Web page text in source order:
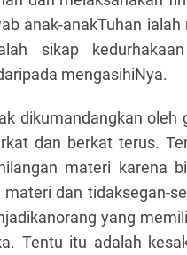
anak-anakTuhan
sikap
mengasihiNya.
dikumandangkan
dan berkat terus.
materi karena
dan tidaksegan-
yang
Tentu itu adalah